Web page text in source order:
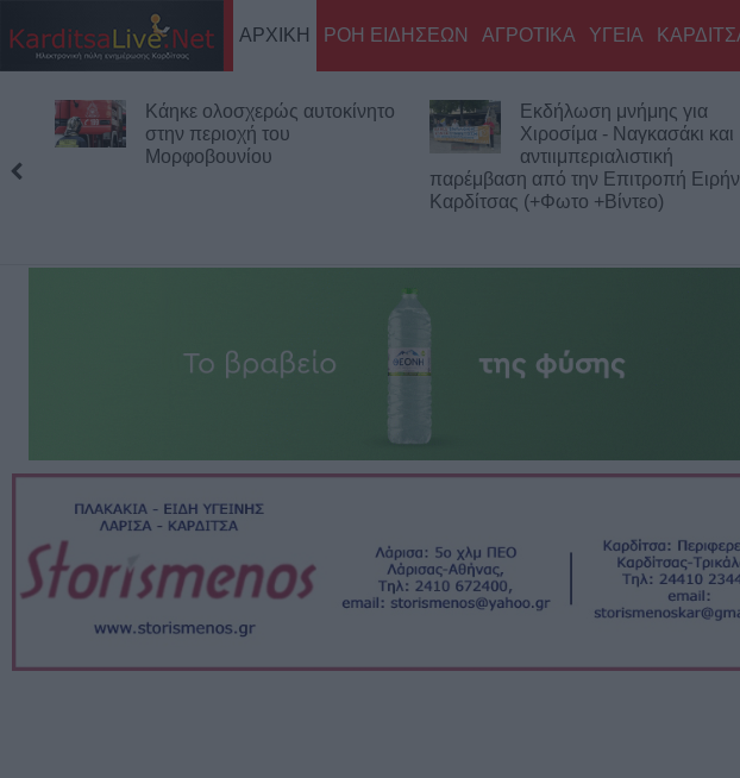
ΑΡΧΙΚΗ ΡΟΗ ΕΙΔΗΣΕΩΝ ΑΓΡΟΤΙΚΑ ΥΓΕΙΑ
Κάηκε ολοσχερώς αυτοκίνητο
στην περιοχή του
Μορφοβουνίου
Εκδήλωση μνήμης για
Χιροσίμα - Ναγκασάκι και
αντιιμπεριαλιστική
παρέμβαση από την Επιτροπή Ειρήνης
Καρδίτσας (+Φωτο +Βίντεο)